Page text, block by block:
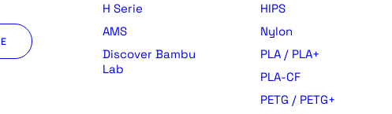
H Serie
AMS
Discover Bambu
Lab
HIPS
Nylon
PLA / PLA+
PLA-CF
PETG / PETG+